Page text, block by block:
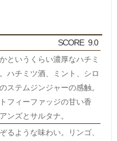
SCORE 9.0
というくらい濃厚なハチミ
ハチミツ酒、ミント、シロ
ステムジンジャーの感触。
フィーファッジの甘い香
ンズとサルタナ。
るような味わい。リンゴ、